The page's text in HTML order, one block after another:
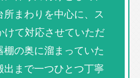
まわりを中心に、ス
けて対応させていただ
の奥に溜まっていた
まで一つひとつ丁寧